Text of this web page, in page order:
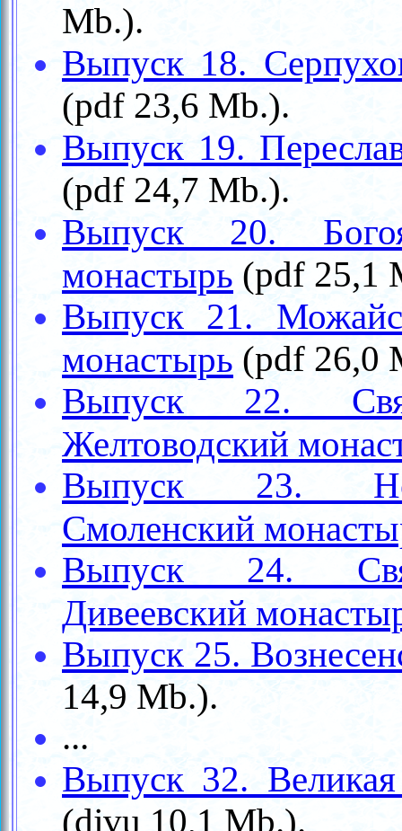
Mb.).
Выпуск 18.
(pdf 23,6 Mb.).
Выпуск 19.
(pdf 24,7 Mb.).
Выпуск 20.
монастырь (pdf 25,1
Выпуск 21.
монастырь (pdf 26,0
Выпуск 22.
Желтоводский
Выпуск 23.
Смоленский
Выпуск 24.
Дивеевский
Выпуск 25.
14,9 Mb.).
...
Выпуск 32.
(djvu 10,1 Mb.).